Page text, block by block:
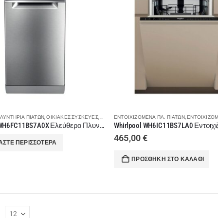
ΠΙΆΤΩΝ ,ΟΙΚΙΑΚΈΣ ΣΥΣΚΕΥΈΣ, ΠΛΥΝΤΉΡΙΑ ΠΙΆΤΩΝ,ΠΛΥΝΤΉΡΙΑ ΠΙΆΤΩΝ 45CM
Whirlpool WH6FC11BS7A0X Ελεύθερο Πλυντήριο Πιάτων 45cm
ΠΕΡΙΣΣΌΤΕΡΑ
ΕΝΤΟΙΧΙΖΌΜΕΝΑ ΠΛ. ΠΙΆΤΩΝ,
465,00€
ΠΡΟΣΘΉΚΗ ΣΤΟ ΚΑΛΆΘΙ